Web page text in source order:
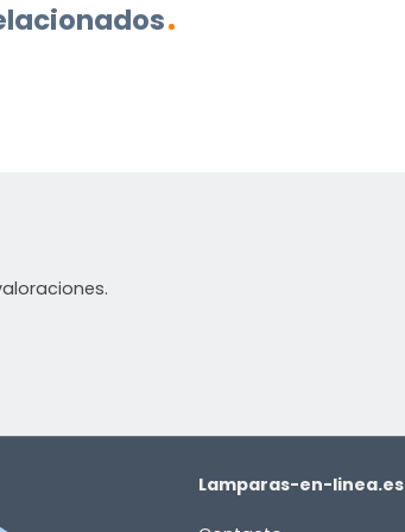
comunicarse con nosotros por
Lamparas-en-linea.es